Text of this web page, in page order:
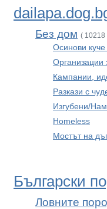
Без дом ( 10218
Осинови куче
Организации
Кампании,
Разкази с
Изгубени/
Homeless
Мостът на
Български
Ловните